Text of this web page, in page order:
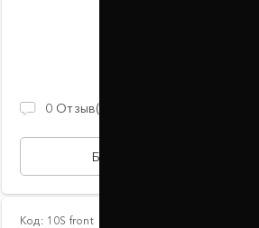
0 Отзыв(ов)
БЫСТРАЯ ПОКУПКА
Код: 10S front